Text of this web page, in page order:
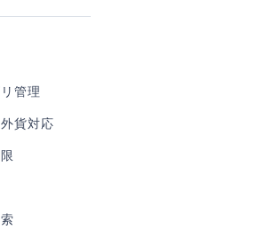
管理
貨対応